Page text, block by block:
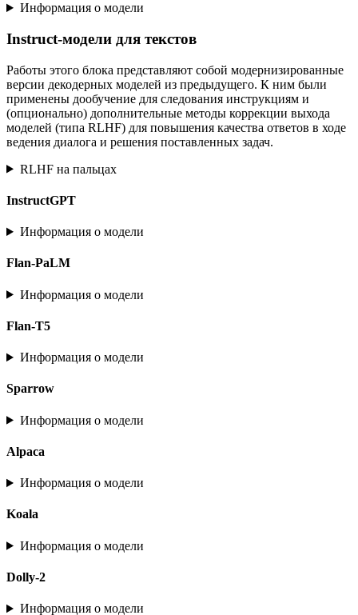
Информация о модели
Instruct-модели для текстов
Работы этого блока представляют собой модернизированные
версии декодерных моделей из предыдущего. К ним были
применены дообучение для следования инструкциям и
(опционально) дополнительные методы коррекции выхода
моделей (типа RLHF) для повышения качества ответов в ходе
ведения диалога и решения поставленных задач.
RLHF на пальцах
InstructGPT
Информация о модели
Flan-PaLM
Информация о модели
Flan-T5
Информация о модели
Sparrow
Информация о модели
Alpaca
Информация о модели
Koala
Информация о модели
Dolly-2
Информация о модели